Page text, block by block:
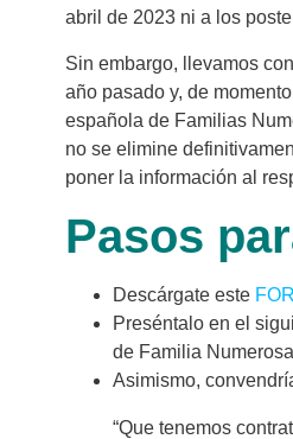
abril de 2023 ni a los
Sin embargo, llevamos
año pasado y, de
española de Familias
no se elimine
poner la información al
Pasos
Descárgate este
Preséntalo en el
de Familia
Asimismo,
“Que tenemos